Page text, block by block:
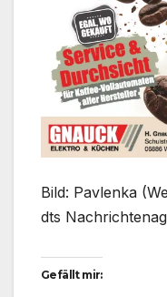
Bild: Pavlenka
dts
Gefällt mir: